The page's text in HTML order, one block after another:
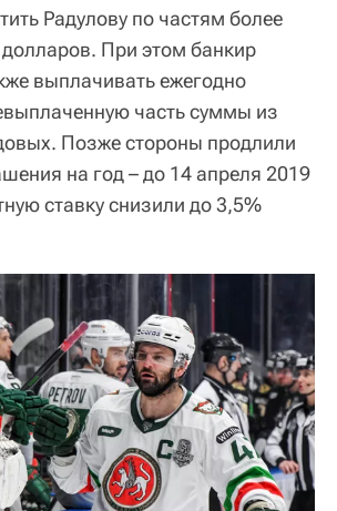
Радулову по частям более
При этом банкир
выплачивать ежегодно
часть суммы из
Позже стороны продлили
на год – до 14 апреля 2019
ставку снизили до 3,5%